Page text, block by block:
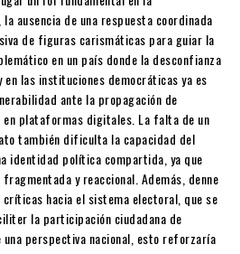
ausencia de una respuesta coordinada
de figuras carismáticas para guiar la
en un país donde la desconfianza
las instituciones democráticas ya es
ante la propagación de
plataformas digitales. La falta de un
también dificulta la capacidad del
identidad política compartida, ya que
fragmentada y reaccional. Además, denne
hacia el sistema electoral, que se
la participación ciudadana de
perspectiva nacional, esto reforzaría